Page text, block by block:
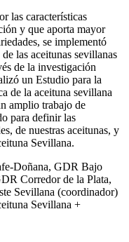
las características
y que aporta mayor
se implementó
las aceitunas sevillanas
de la investigación
un Estudio para la
de la aceituna sevillana
amplio trabajo de
para definir las
de nuestras aceitunas, y
Sevillana.
Doñana, GDR Bajo
Corredor de la Plata,
Sevillana (coordinador)
Sevillana +